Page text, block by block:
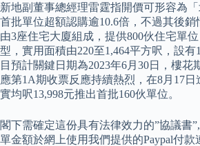
新地副董事總經理雷霆指開價可形容為「
首批單位超額認購逾10.6倍，不過其後銷
由3座住宅大廈組成，提供800伙住宅單
型，實用面積由220至1,464平方呎，設
目預計關鍵日期為2023年6月30日，樓花
應第1A期收票反應持續熱烈，在8月17
實均呎13,998元推出首批160伙單位。
閣下需確定這份具有法律效力的”協議書
單金額於網上使用我們提供的Paypal付款